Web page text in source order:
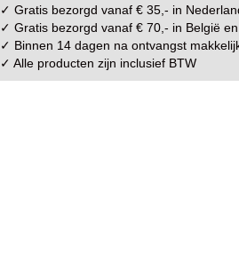
✓ Gratis bezorgd vanaf € 35,- in
✓ Gratis bezorgd vanaf € 70,- in België en
✓ Binnen 14 dagen na ontvangst
✓ Alle producten zijn inclusief BTW